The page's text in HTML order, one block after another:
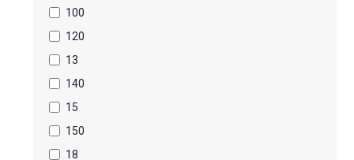
100
120
13
140
15
150
18